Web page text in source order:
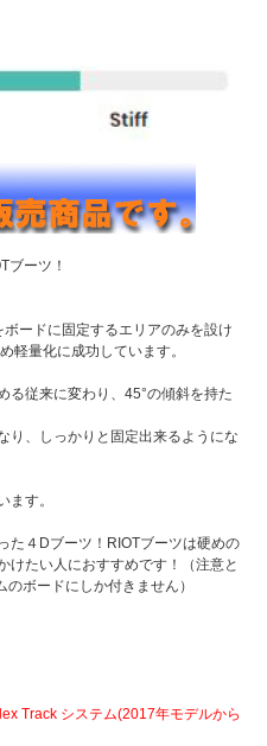
ブーツ！
ードに固定するエリアのみを設け
軽量化に成功しています。
る従来に変わり、45°の傾斜を持た
り、しっかりと固定出来るようにな
ます。
た４Dブーツ！RIOTブーツは硬めの
けたい人におすすめです！（注意と
ボードにしか付きません）
Track システム(2017年モデルから